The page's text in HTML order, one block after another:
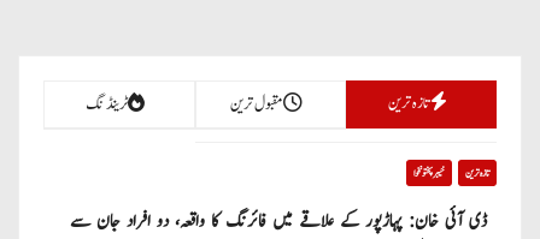
o
n
تازہ ترین مقبول ترین ٹرینڈنگ
تازہ ترین خیبر پختونخوا
ڈی آئی خان: پہاڑپور کے علاقے میں فائرنگ کا واقعہ، دو افراد جان سے